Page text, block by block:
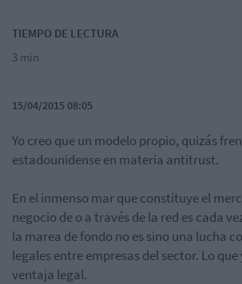
TIEMPO DE LECTURA
3 min
15/04/2015 08:05
Yo creo que un modelo propio, quizás
estadounidense en materia antitrust.
En el inmenso mar que constituye el
negocio de o a través de la red es cada
la marea de fondo no es sino una lucha
legales entre empresas del sector. Lo
ventaja legal.